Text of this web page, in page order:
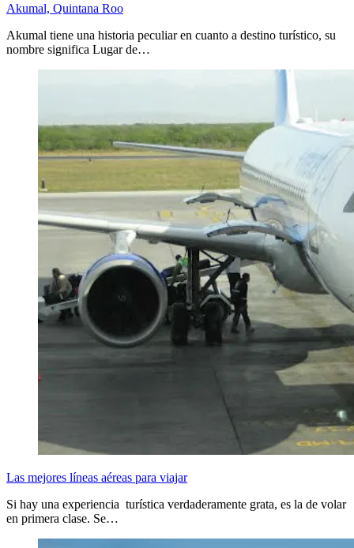
Akumal, Quintana Roo
Akumal tiene una historia peculiar en cuanto a destino turístico, su
nombre significa Lugar de…
Las mejores líneas aéreas para viajar
Si hay una experiencia turística verdaderamente grata, es la de volar
en primera clase. Se…